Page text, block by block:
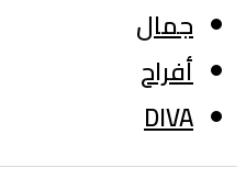
جمال
أفراح
DIVA